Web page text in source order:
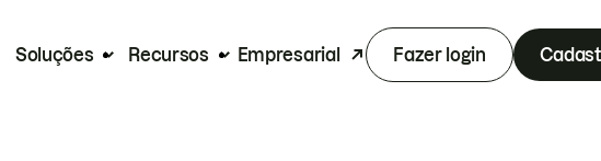
Soluções Recursos Empresarial Fazer login